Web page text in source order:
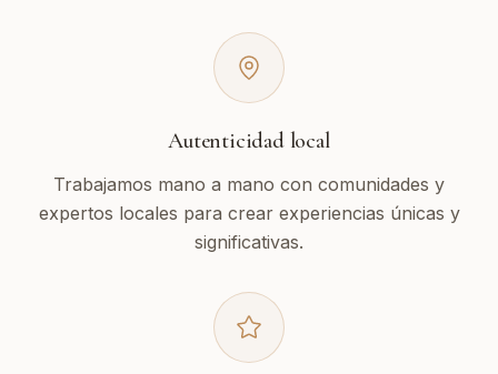
Autenticidad local
Trabajamos mano a mano con comunidades y
expertos locales para crear experiencias únicas y
significativas.